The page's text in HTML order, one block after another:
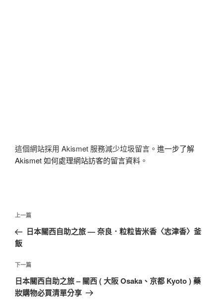
這個網站採用 Akismet 服務減少垃圾留言。 進一步了解
Akismet 如何處理網站訪客的留言資料 。
文
導
覽
上
一
篇
章
上一篇
日本關西自助之旅 — 奈良．粒粒皆米香〈志津香〉釜
飯
下
一
篇
下一篇
日本關西自助之旅 – 關西 ( 大阪 Osaka、京都 Kyoto ) 藥
妝購物必買清單分享